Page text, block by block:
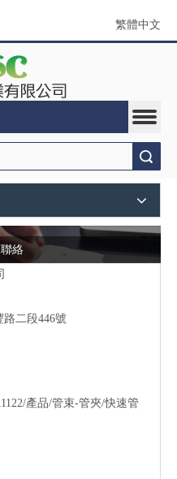
繁體中文
絡
二段446號
產品/管束-管夾/快速管